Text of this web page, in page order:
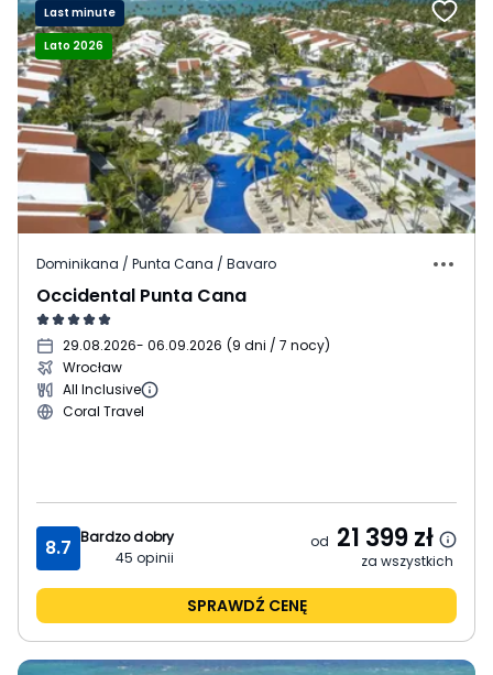
Last minute
Lato 2026
Dominikana / Punta Cana / Bavaro
Occidental Punta Cana
29.08.2026- 06.09.2026 (9 dni / 7 nocy)
Wrocław
All Inclusive
Coral Travel
8.7 Bardzo dobry
45 opinii
od 21 399zł
za wszystkich
SPRAWDŹ CENĘ